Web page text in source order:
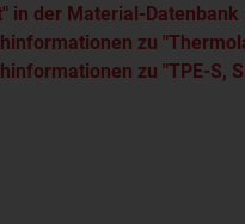
in der Material-Datenbank
zu
zu "TPE-S,